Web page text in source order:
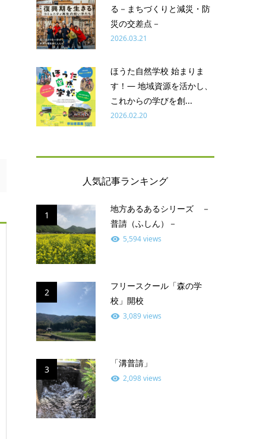
る－まちづくりと減災・防
災の交差点－
2026.03.21
ほうた自然学校 始まりま
す！― 地域資源を活かし、
これからの学びを創...
2026.02.20
人気記事ランキング
1
地方あるあるシリーズ －
普請（ふしん）－
5,594 views
2
フリースクール「森の学
校」開校
3,089 views
3
「溝普請」
2,098 views